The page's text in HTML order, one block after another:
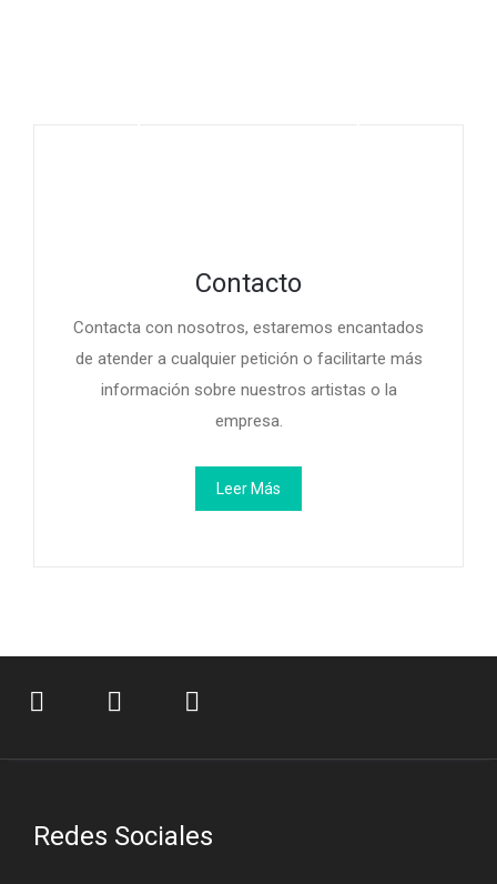
Contacto
Contacta con nosotros, estaremos encantados
de atender a cualquier petición o facilitarte más
información sobre nuestros artistas o la
empresa.
Leer Más
Redes Sociales